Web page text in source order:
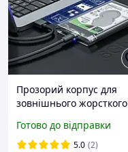
Прозорий корпус для
зовнішнього жорсткого
2,5-дюймових HDD/SSD з
інтерфейсом SAT
Готово до відправки
5.0 (2)